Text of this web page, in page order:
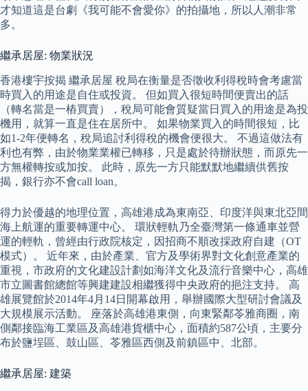
才知道這是台劇《我可能不會愛你》的拍攝地，所以人潮非常
多。
繼承居屋: 物業狀況
香港樓宇按揭 繼承居屋 稅局在衡量是否徵收利得稅時會考慮當
時買入的用途是自住或投資。 但如買入很短時間便賣出的話
（轉名當是一樁買賣），稅局可能會質疑當日買入的用途是為投
機用，就算一直是住在居所中。 如果物業買入的時間很短，比
如1-2年便轉名，稅局追討利得稅的機會便很大。 不過這做法有
利也有弊，由於物業業權已轉移，只是處於待辦狀態，而原先一
方無權轉按或加按。 此時，原先一方只能默默地繼續供舊按
揭，銀行亦不會call loan。
得力於優越的地理位置，高雄港成為東南亞、印度洋與東北亞間
海上航運的重要轉運中心。 環狀輕軌乃全臺灣第一條通車並營
運的輕軌，曾經由行政院核定，因招商不順改採政府自建（OT
模式）。 近年來，由於產業、官方及學術界對文化創意產業的
重視，市政府的文化建設計劃如海洋文化及流行音樂中心，高雄
市立圖書館總館等興建建設相繼獲得中央政府的挹注支持。 高
雄展覽館於2014年4月14日開幕啟用，舉辦國際大型研討會議及
大規模展示活動。 座落於高雄港東側，向東緊鄰苓雅商圈，南
側鄰接臨海工業區及高雄港貨櫃中心，面積約587公頃，主要分
布於鹽埕區、鼓山區、苓雅區西側及前鎮區中、北部。
繼承居屋: 建築